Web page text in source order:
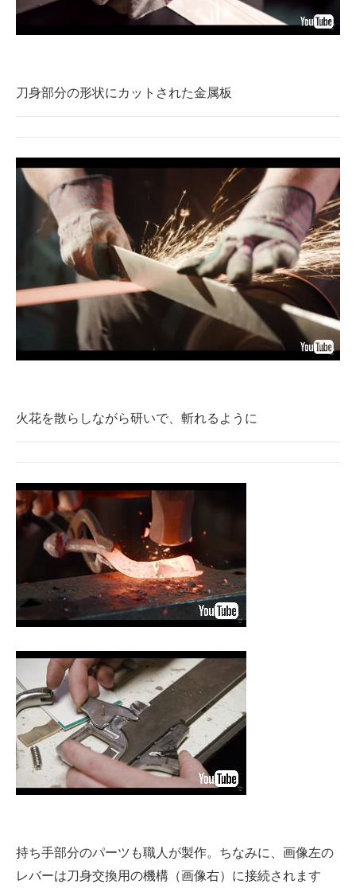
刀身部分の形状にカットされた金属板
火花を散らしながら研いで、斬れるように
持ち手部分のパーツも職人が製作。ちなみに、画像左の
レバーは刀身交換用の機構（画像右）に接続されます